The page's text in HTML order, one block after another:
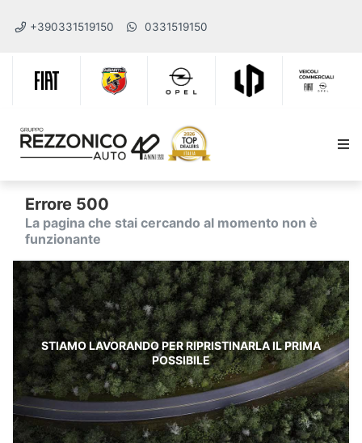
+390331519150 0331519150
Errore 500
La pagina che stai cercando al momento non è
funzionante
STIAMO LAVORANDO PER RIPRISTINARLA IL PRIMA
POSSIBILE